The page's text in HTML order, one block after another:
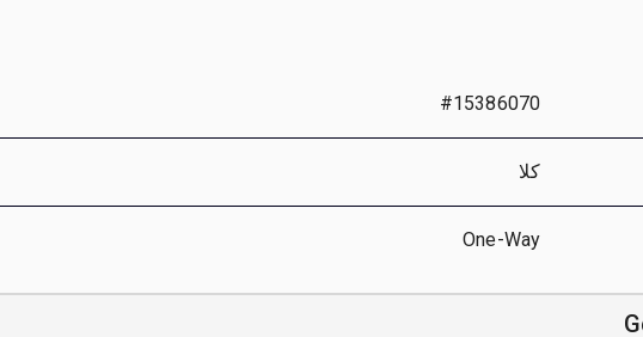
#15386070
كلا
One-Way